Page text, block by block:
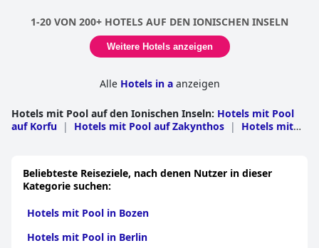
1-20 VON 200+ HOTELS AUF DEN IONISCHEN INSELN
Weitere Hotels anzeigen
Alle Hotels in aanzeigen
Hotels mit Pool auf den Ionischen Inseln: Hotels mit Pool
auf Korfu | Hotels mit Pool auf Zakynthos |
Hotels mit
Pool in Andipaxos | Hotels mit Pool in Ereikoussa
Beliebteste Reiseziele, nach denen Nutzer in dieser
Kategorie suchen:
Hotels mit Pool in Bozen
Hotels mit Pool in Berlin